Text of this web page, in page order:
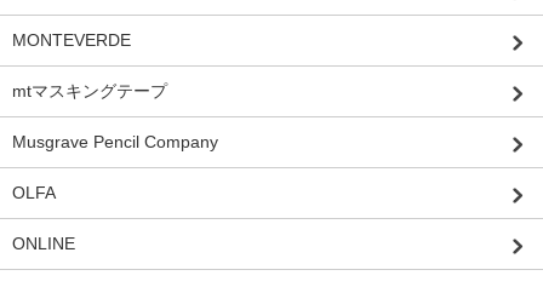
MONTEVERDE
mtマスキングテープ
Musgrave Pencil Company
OLFA
ONLINE